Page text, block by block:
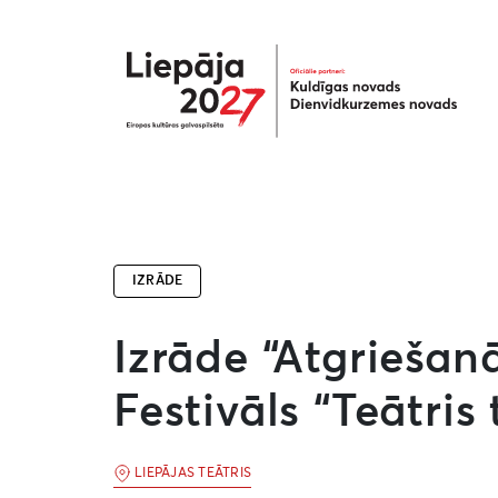
Liepāja2027
IZRĀDE
Izrāde
Festivāls “Teātris
LIEPĀJAS TEĀTRIS